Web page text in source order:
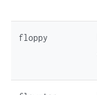
floppy